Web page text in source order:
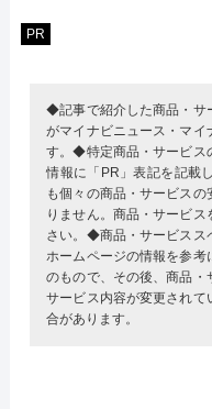
PR
◆記事で紹介した商品・サ
がマイナビニュース・マイ
す。◆特定商品・サービス
情報に「PR」表記を記載
も個々の商品・サービス
りません。商品・サービ
さい。◆商品・サービスス
ホームページの情報を参
のもので、その後、商品
サービス内容が変更され
合があります。